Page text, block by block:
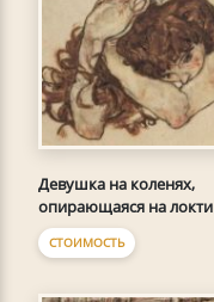
Девушка на коленях,
опирающаяся на локти
СТОИМОСТЬ